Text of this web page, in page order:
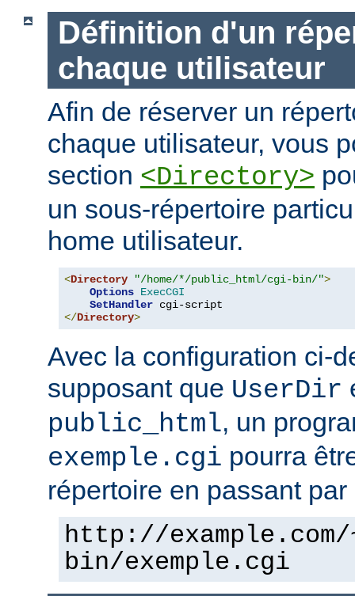
Définition d'un
chaque utilisateur
Afin de réserver un
chaque utilisateur, vous
section <Directory>
un sous-répertoire
home utilisateur.
<Directory "/home/*/public_html/cgi-bin/">
Options ExecCGI
SetHandler
</Directory>
Avec la configuration ci-
supposant que UserDir
public_html, un
exemple.cgi pourra
répertoire en passant par
http://
bin/exemple.cgi